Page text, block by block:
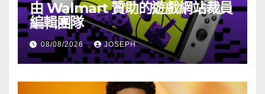
由 Walmart 贊助的遊戲網站裁員
編輯團隊
08/08/2026 JOSEPH